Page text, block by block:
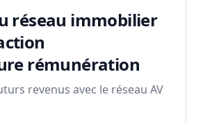
réseau immobilier
rémunération
revenus avec le réseau AV